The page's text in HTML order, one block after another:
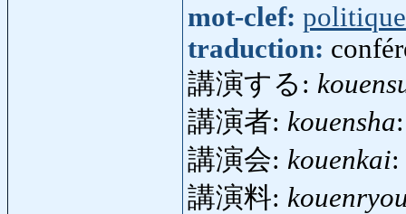
mot-clef: politique
traduction:
講演する:
講演者: kouensha
講演会: kouenkai
講演料: